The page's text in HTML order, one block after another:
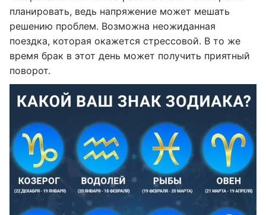
планировать, ведь напряжение может мешать
решению проблем. Возможна неожиданная
поездка, которая окажется стрессовой. В то же
время брак в этот день может получить приятный
поворот.